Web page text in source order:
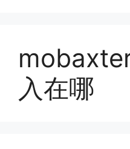
入在哪